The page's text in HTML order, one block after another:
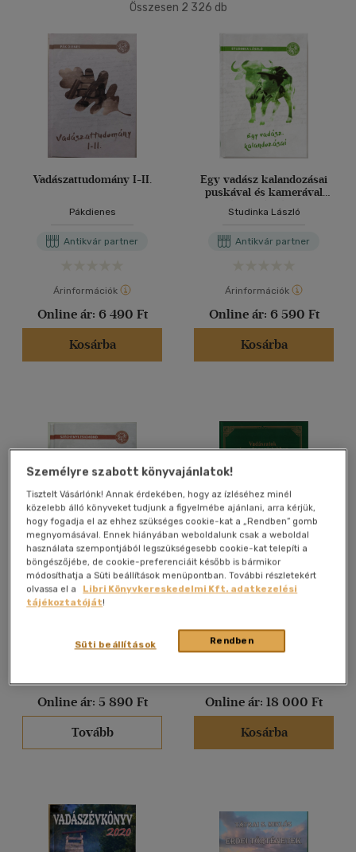
Ifjúsági(1)
10 - 14 év
Felnőtt(62)
Nyelv szerint
Magyar(64)
Angol(1)
Német
(3)
Vélemény szerint
(2)
(2322)
Összesen 2 326 db
Vadászattudomány I-II.
Pákdienes
Antikvár partner
Árinformációk
Online ár: 6 490 Ft
Kosárba
Egy vadász kalandozásai
puskával és kamerával
Studinka László
Antikvár partner
Árinformációk
Online ár: 6 590 Ft
Kosárba
Nahar
Széchenyi Zsigmond
Online ár: 5 890 Ft
Tovább
Vadászatok régen és
napjainkban -
Gyomaendrődi vadászok
Antikvár partner
Online ár: 18 000 Ft
Kosárba
Személyre szabott könyvajánlatok!
Tisztelt Vásárlónk! Annak érdekében, hogy az ízléséhez minél
közelebb álló könyveket tudjunk a figyelmébe ajánlani, arra kérjük,
hogy fogadja el az ehhez szükséges cookie-kat a „Rendben” gomb
megnyomásával. Ennek hiányában weboldalunk csak a weboldal
használata szempontjából legszükségesebb cookie-kat telepíti a
böngészőjébe, de cookie-preferenciáit később is bármikor
módosíthatja a Süti beállítások menüpontban. További részletekért
olvassa el a
Libri Könyvkereskedelmi Kft. adatkezelési
tájékoztatóját!
Rendben
Süti beállítások